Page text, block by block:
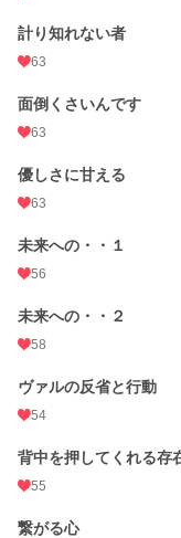
計り知れない者
63
面倒くさいんです
63
優しさに甘える
63
未来への・・１
56
未来への・・２
58
ヴァルの反省と行動
54
背中を押してくれる存
55
繋がる心